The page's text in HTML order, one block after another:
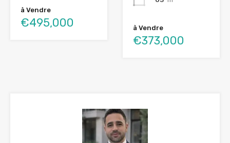
à Vendre
€495,000 à Vendre
€373,000